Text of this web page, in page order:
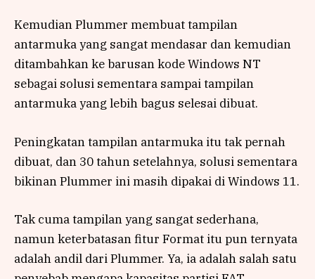
Kemudian Plummer membuat tampilan
antarmuka yang sangat mendasar dan kemudian
ditambahkan ke barusan kode Windows NT
sebagai solusi sementara sampai tampilan
antarmuka yang lebih bagus selesai dibuat.
Peningkatan tampilan antarmuka itu tak pernah
dibuat, dan 30 tahun setelahnya, solusi sementara
bikinan Plummer ini masih dipakai di Windows 11.
Tak cuma tampilan yang sangat sederhana,
namun keterbatasan fitur Format itu pun ternyata
adalah andil dari Plummer. Ya, ia adalah salah satu